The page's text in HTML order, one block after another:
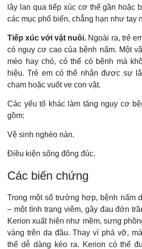
lây lan qua tiếp xúc cơ thể gần hoặc
các mục phổ biến, chẳng hạn như tay
Tiếp xúc với vật nuôi. Ngoài ra, trẻ
có nguy cơ cao của bệnh nấm. Một
mèo hay chó, có thể có bệnh mà
hiệu. Trẻ em có thể nhận được sự
chạm hoặc vuốt ve con vật.
Các yếu tố khác làm tăng nguy cơ
gồm:
Vệ sinh nghèo nàn.
Điều kiện sống đông đúc.
Các biến chứng
Trong một số trường hợp, bệnh nấm
– một tình trạng viêm, gây đau đớn
Kerion xuất hiện như mềm, sưng
vàng trên da đầu. Thay vì phá vỡ,
thể dễ dàng kéo ra. Kerion có thể